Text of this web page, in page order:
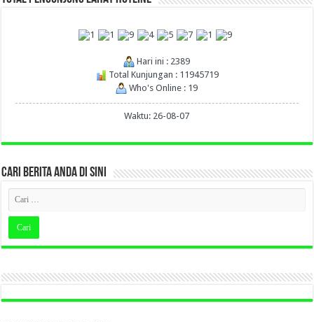
Hari ini : 2389
Total Kunjungan : 11945719
Who's Online : 19
Waktu: 26-08-07
CARI BERITA ANDA DI SINI